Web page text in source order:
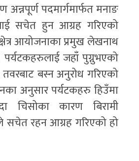
अन्नपूर्ण पदमार्गमार्फत मनाङ
सचेत हुन आग्रह गरिएको
आयोजनाका प्रमुख लेखनाथ
जहाँ पुग्नुभएको
तवरबाट बस्न अनुरोध गरिएको
अनुसार पर्यटकहरु हिउँमा
चिसोका कारण बिरामी
सचेत रहन आग्रह गरिएको हो